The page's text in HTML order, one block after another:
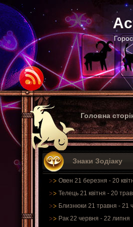
Головна
Знаки Зодіаку
Овен 21 березня - 20
Телець 21 квітня - 20
Близнюки 21 травня - 21
Рак 22 червня - 22 липня